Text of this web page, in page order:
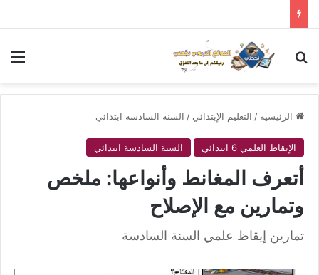
بحث عن
الرئيسية / التعليم الإبتدائي / السنة السادسة ابتدائي
الإيقاظ العلمي 6 ابتدائي السنة السادسة ابتدائي
أتعرف المغانط وأنواعها: ملخص
وتمارين مع الإصلاح
تمارين إيقاظ علمي السنة السادسة